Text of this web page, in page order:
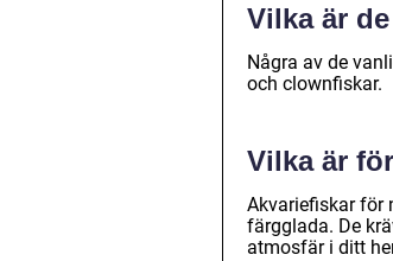
Vilka är
Några av de
och clownfiskar.
Vilka är
Akvariefiskar för
färgglada. De
atmosfär i ditt